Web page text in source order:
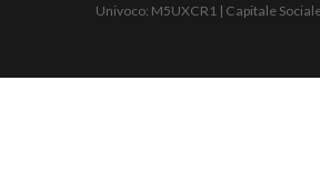
Univoco: M5UXCR1 | Capitale